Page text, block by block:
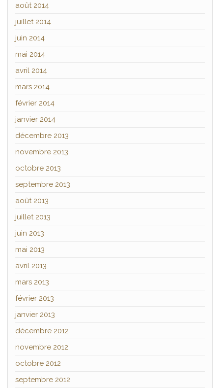
août 2014
juillet 2014
juin 2014
mai 2014
avril 2014
mars 2014
février 2014
janvier 2014
décembre 2013
novembre 2013
octobre 2013
septembre 2013
août 2013
juillet 2013
juin 2013
mai 2013
avril 2013
mars 2013
février 2013
janvier 2013
décembre 2012
novembre 2012
octobre 2012
septembre 2012